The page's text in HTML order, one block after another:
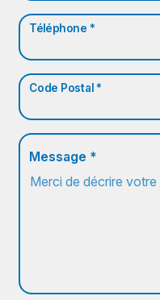
Téléphone *
Code Postal *
Message *